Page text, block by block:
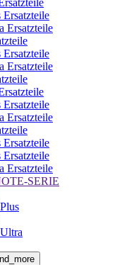
Ersatzteile
Ersatzteile
Ersatzteile
Ersatzteile
Ersatzteile
Ersatzteile
Ersatzteile
Ersatzteile
Ersatzteile
SERIE